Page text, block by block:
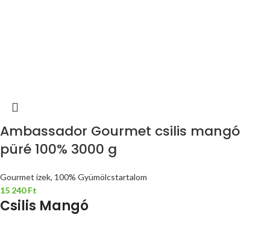
Ambassador Gourmet csilis mangó
püré 100% 3000 g
Gourmet ízek, 100% Gyümölcstartalom
15 240Ft
Csilis Mangó